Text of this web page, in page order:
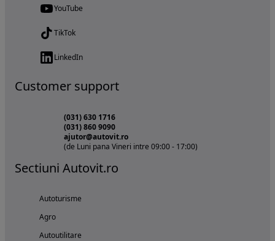
YouTube
TikTok
LinkedIn
Customer support
(031) 630 1716
(031) 860 9090
ajutor@autovit.ro
(de Luni pana Vineri intre 09:00 - 17:00)
Sectiuni Autovit.ro
Autoturisme
Agro
Autoutilitare